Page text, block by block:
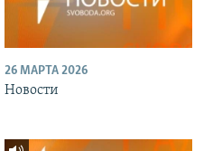
26 МАРТА 2026
Новости